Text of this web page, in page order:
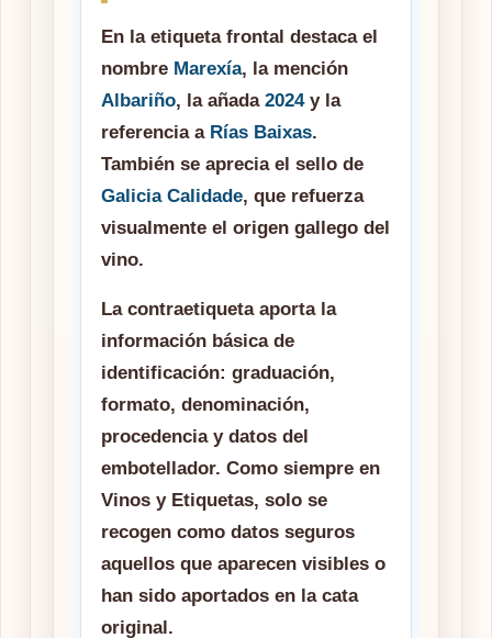
En la etiqueta frontal destaca el
nombre Marexía, la mención
Albariño, la añada 2024y la
referencia a Rías Baixas.
También se aprecia el sello de
Galicia Calidade, que refuerza
visualmente el origen gallego del
vino.
La contraetiqueta aporta la
información básica de
identificación: graduación,
formato, denominación,
procedencia y datos del
embotellador. Como siempre en
Vinos y Etiquetas, solo se
recogen como datos seguros
aquellos que aparecen visibles o
han sido aportados en la cata
original.